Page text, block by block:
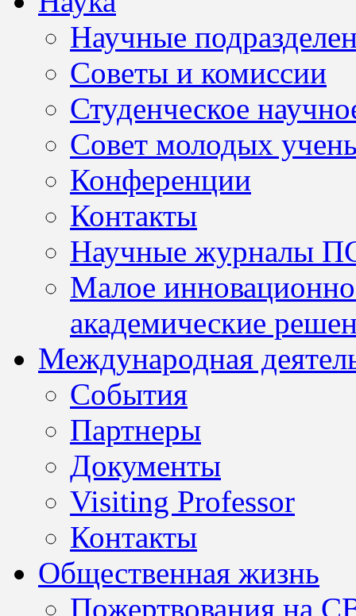
Научные
Советы и комиссии
Студенческое
Совет молодых
Конференции
Контакты
Научные журналы
Малое
академические
Международная
События
Партнеры
Документы
Visiting Professor
Контакты
Общественная жизнь
Пожертвования на